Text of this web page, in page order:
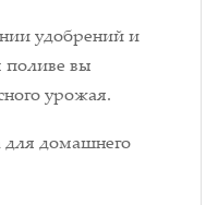
удобрений и
поливе вы
урожая.
для домашнего